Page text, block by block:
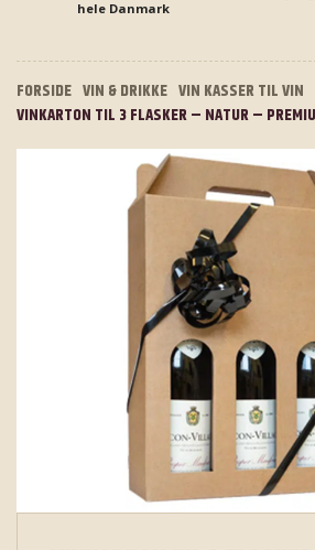
hele Danmark
FORSIDE VIN & DRIKKE VIN KASSER TIL VIN
VINKARTON TIL 3 FLASKER – NATUR –